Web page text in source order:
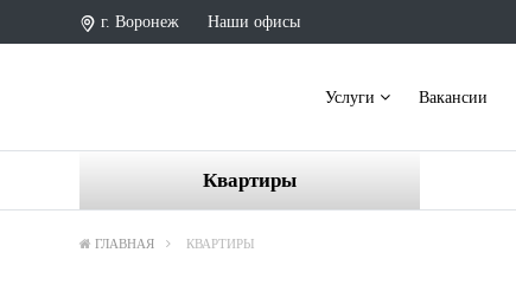
г. Воронеж Наши офисы
Услуги Вакансии
Квартиры
ГЛАВНАЯ КВАРТИРЫ